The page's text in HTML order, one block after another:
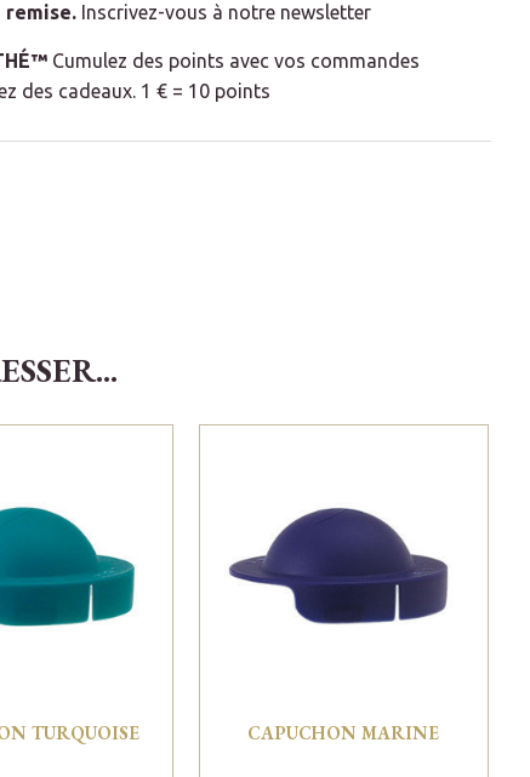
remise. Inscrivez-vous à notre newsletter
Cumulez des points avec vos commandes
des cadeaux. 1 € = 10 points
TURQUOISE CAPUCHON MARINE